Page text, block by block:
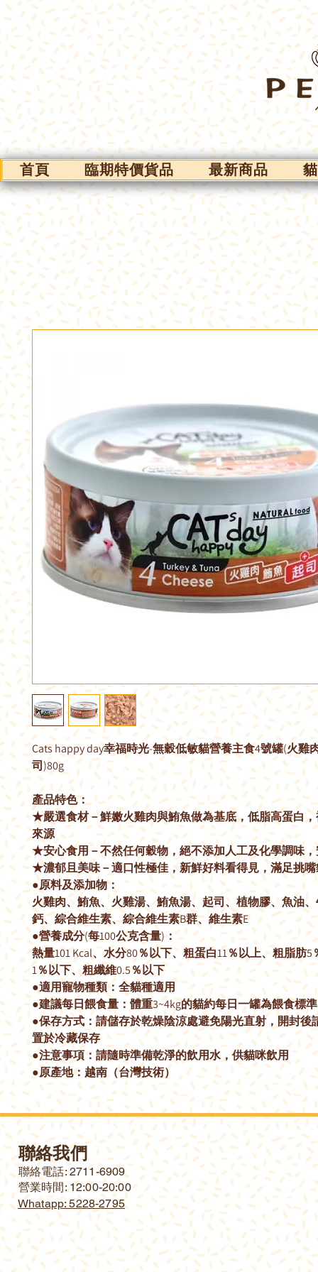
首頁 臨期特價貨品 最新商品
Cats happy day幸福時光-無穀低敏貓營養主食4號罐(火雞
司)80g
產品特色：
★嚴選食材－鮮嫩火雞肉與鮪魚做為基底，低脂高蛋白
來源
★安心食用－不然任何穀物，絕不添加人工及化學調味
★濃郁且美味－適口性極佳，新鮮好料看得見，滿足挑
●原料及添加物：
火雞肉、鮪魚、火雞湯、鮪魚湯、起司、植物膠、魚油
鈣、綜合維生素、綜合維生素B群、維生素E
●營養成分(每100公克含量)：
熱量101 Kcal、水分80％以下、粗蛋白11％以上、粗脂肪
1％以下、粗纖維0.5％以下
●適用寵物種類：全貓種適用
●建議每日餵食量：體重3~4kg的貓約每日一罐為餵食標準
●保存方式：請儲存於乾燥陰涼處避免陽光直射，開封後
置於冷藏保存
●注意事項：請隨時準備乾淨的飲用水，供貓咪飲用
●原產地：越南（台灣技術）
聯絡我們
​聯絡電話: 2711-6909
營業時間: 12:00-20:00
Whatapp: 5228-2795